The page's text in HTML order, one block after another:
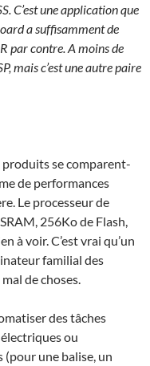
C’est une application que
a suffisamment de
par contre. A moins de
mais c’est une autre paire
produits se comparent-
de performances
Le processeur de
256Ko de Flash,
à voir. C’est vrai qu’un
familial des
de choses.
des tâches
ou
(pour une balise, un